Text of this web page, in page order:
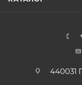
440031